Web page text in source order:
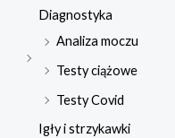
Diagnostyka
Analiza moczu
Testy ciążowe
Testy Covid
Igły i strzykawki